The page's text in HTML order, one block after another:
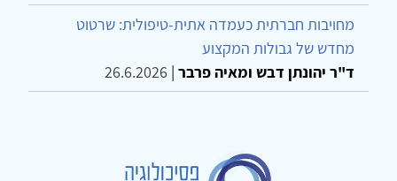
מחויבות חברתית כעמדה אתית-טיפולית: שרטוט
מחדש של גבולות המקצוע
ד"ר יהונתן דבש ומאיה פרבר |
26.6.2026